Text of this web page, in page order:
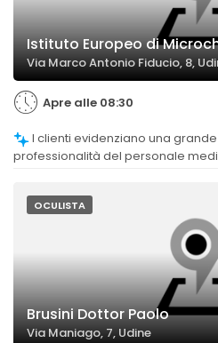
Istituto Europeo di
Via Marco Antonio Fiducio, 8,
Apre alle 08:30
professionalità del personale
OCULISTA
Brusini Dottor Paolo
Via Maniago, 7, Udine